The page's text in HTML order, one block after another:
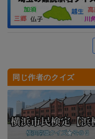
同じ作者のクイズ